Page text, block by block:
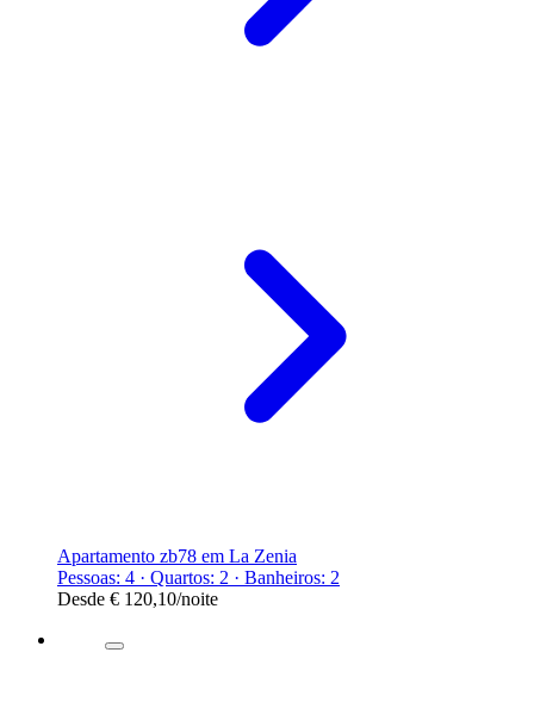
Apartamento zb78 em La Zenia
Pessoas: 4 · Quartos: 2 · Banheiros: 2
Desde € 120,10/noite